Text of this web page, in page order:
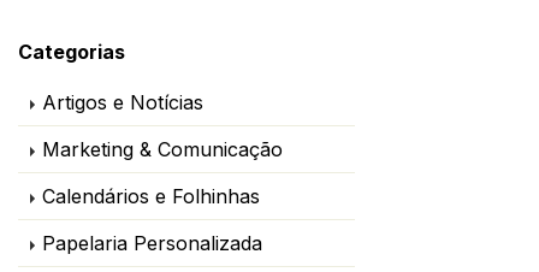
Categorias
Artigos e Notícias
Marketing & Comunicação
Calendários e Folhinhas
Papelaria Personalizada